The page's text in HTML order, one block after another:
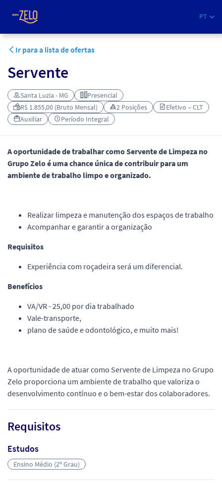
PT
Ir para a lista de ofertas
Servente
Santa Luzia - MG
Presencial
R$ 1.855,00 (Bruto Mensal)
2 Posições
Efetivo – CLT
Auxiliar
Período Integral
A oportunidade de trabalhar como Servente de Limpeza no
Grupo Zelo é uma chance única de contribuir para um
ambiente de trabalho limpo e organizado.
Realizar limpeza e manutenção dos espaços de trabalho
Acompanhar e garantir a organização
Requisitos
Experiência com roçadeira será um diferencial.
Benefícios
VA/VR - 25,00 por dia trabalhado
Vale-transporte,
plano de saúde e odontológico, e muito mais!
A oportunidade de atuar como Servente de Limpeza no Grupo
Zelo proporciona um ambiente de trabalho que valoriza o
desenvolvimento contínuo e o bem-estar dos colaboradores.
Requisitos
Estudos
Ensino Médio (2º Grau)